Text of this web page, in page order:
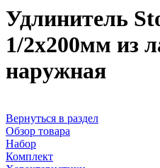
Удлинитель
1/2x200мм из
наружная
Вернуться в раздел
Обзор товара
Набор
Комплект